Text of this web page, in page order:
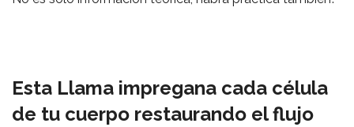
Esta Llama impregana cada célula
de tu cuerpo restaurando el flujo